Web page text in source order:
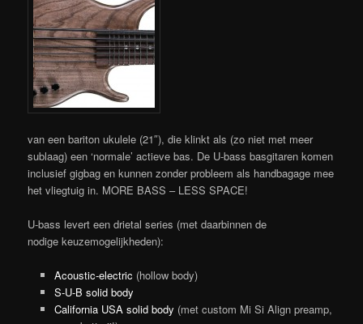
van een bariton ukulele (21″), die klinkt als (zo niet met meer
sublaag) een ‘normale’ actieve bas. De U-bass basgitaren komen
inclusief gigbag en kunnen zonder probleem als handbagage mee
het vliegtuig in. MORE BASS – LESS SPACE!
U-bass levert een drietal series (met daarbinnen de
nodige keuzemogelijkheden):
Acoustic-electric (hollow body)
S-U-B solid body
California USA solid body (met custom Mi Si Align preamp,